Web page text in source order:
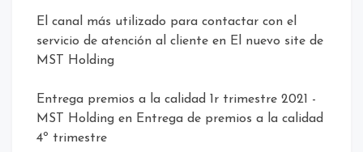
El canal más utilizado para contactar con el
servicio de atención al cliente en El nuevo site de
MST Holding
Entrega premios a la calidad 1r trimestre 2021 -
MST Holding en Entrega de premios a la calidad
4º trimestre